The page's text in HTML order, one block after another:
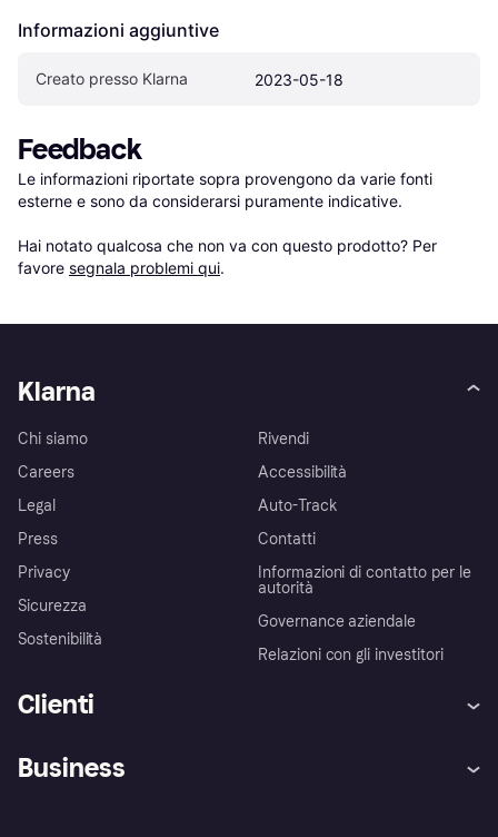
Informazioni aggiuntive
Creato presso Klarna 2023-05-18
Feedback
Le informazioni riportate sopra provengono da varie fonti
esterne e sono da considerarsi puramente indicative.
Hai notato qualcosa che non va con questo prodotto? Per
favore segnala problemi qui.
Klarna
Chi siamo
Careers
Legal
Press
Privacy
Sicurezza
Sostenibilità
Rivendi
Accessibilità
Auto-Track
Contatti
Informazioni di contatto per le
autorità
Governance aziendale
Relazioni con gli investitori
Clienti
Business